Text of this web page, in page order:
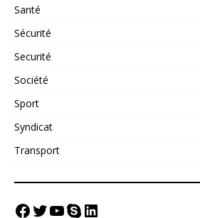
Santé
Sécurité
Securité
Société
Sport
Syndicat
Transport